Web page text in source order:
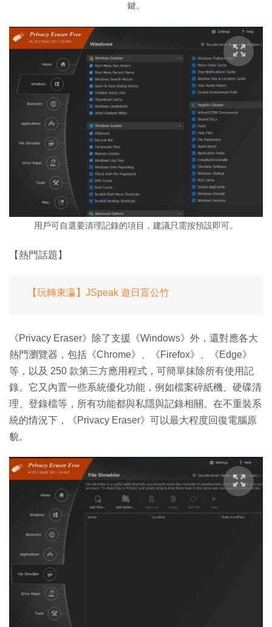
鍵。
用戶可自選要清理記錄的項目，建議只需按預設即可。
【熱門話題】
【玩轉東瀛】JSpeak 遊日盲公竹
《Privacy Eraser》除了支援《Windows》外，還對應各大
熱門瀏覽器，包括《Chrome》、《Firefox》、《Edge》
等，以及 250 款第三方應用程式，可簡單抹除所有使用記
錄。它又內置一些系統優化功能，例如檔案碎紙機、硬碟清
理、登錄檔等，所有功能都與私隱與記錄相關。在不重裝系
統的情況下，《Privacy Eraser》可以最大程度回復電腦原
貌。